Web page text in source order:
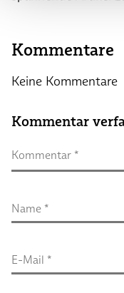
Kommentare
Keine Kommentare
Kommentar
Name *
Kommentar *
E-Mail *